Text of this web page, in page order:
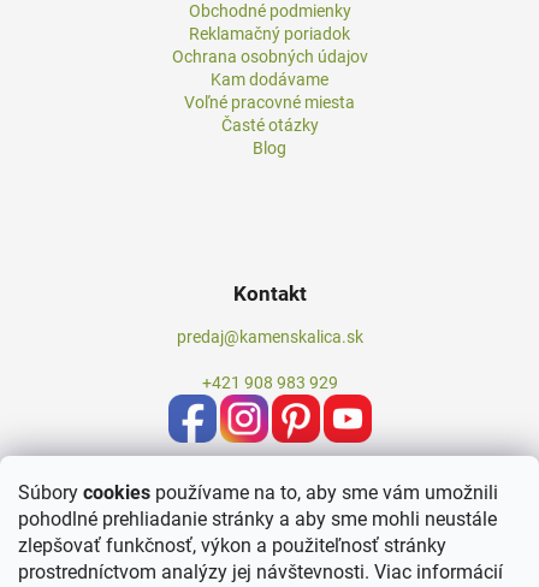
Súbory cookies používame na to, aby sme vám umožnili
pohodlné prehliadanie stránky a aby sme mohli neustále
zlepšovať funkčnosť, výkon a použiteľnosť stránky
prostredníctvom analýzy jej návštevnosti. Viac informácií
Obchodné podmienky
Reklamačný poriadok
Ochrana osobných údajov
Kam dodávame
Voľné pracovné miesta
Časté otázky
Blog
Kontakt
predaj@kamenskalica.sk
+421 908 983 929